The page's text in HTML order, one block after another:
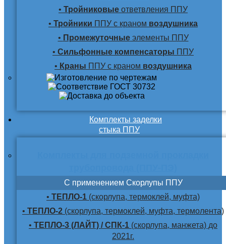
• Тройниковые ответвления ППУ
• Тройники ППУ с краном воздушника
• Промежуточныеэлементы ППУ
• Сильфонные компенсаторы ППУ
• Краны ППУ с краном воздушника
Комплекты заделки
стыка ППУ
С применением Скорлупы ППУ
• ТЕПЛО-1 (скорлупа, термоклей, муфта)
• ТЕПЛО-2 (скорлупа, термоклей, муфта, термолента)
• ТЕПЛО-3 (ЛАЙТ) / СПК-1 (скорлупа, манжета) до
2021г.